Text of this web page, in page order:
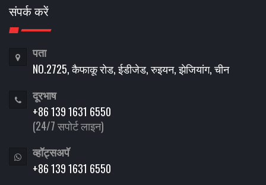
संपर्क करें
पता
NO.2725, कैफाकू रोड, ईडीजेड, रुइयन, झेजियांग, चीन
दूरभाष
+86 139 1631 6550
(24/7 सपोर्ट लाइन)
व्हॉट्सअपॅ
+86 139 1631 6550